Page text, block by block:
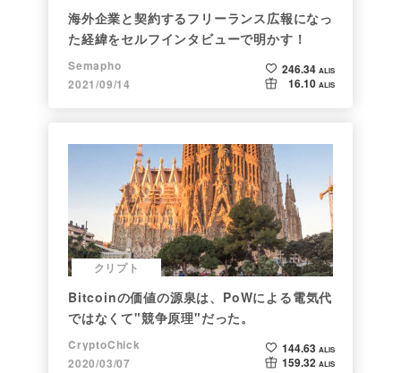
海外企業と契約するフリーランス広報になっ
た経緯をセルフインタビューで明かす！
Semapho
2021/09/14
246.34 ALIS
16.10 ALIS
クリプト
Bitcoinの価値の源泉は、PoWによる電気代
ではなくて"競争原理"だった。
CryptoChick
2020/03/07
144.63 ALIS
159.32 ALIS